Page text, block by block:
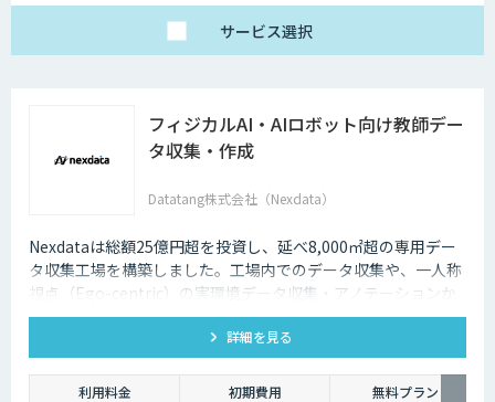
サービス選択
フィジカルAI・AIロボット向け教師デー
タ収集・作成
Datatang株式会社（Nexdata）
Nexdataは総額25億円超を投資し、延べ8,000㎡超の専用デー
タ収集工場を構築しました。工場内でのデータ収集や、一人称
視点（Ego-centric）の実環境データ収集・アノテーションか
ら、環境認識・意思決定・動作制御に対応した既製データセッ
トまで、フィジカルAI開発を加速させる包括的なデータソリュ
ーションを提供いたします。
詳細を見る
利用料金 初期費用 無料プラン